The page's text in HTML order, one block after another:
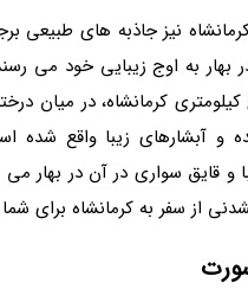
نیز جاذبه های طبیعی
بهار به اوج زیبایی خود می
کرمانشاه، در میان
و آبشارهای زیبا واقع شده
و قایق سواری در آن در بهار
از سفر به کرمانشاه برای شما